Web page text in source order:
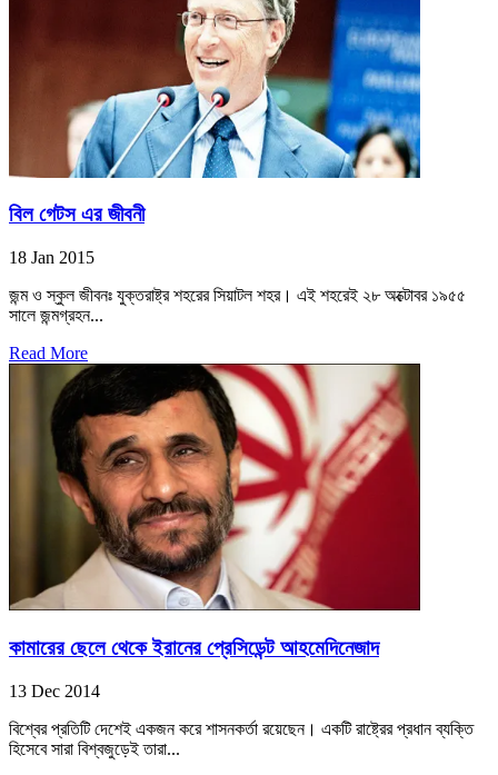
বিল গেটস এর জীবনী
18 Jan 2015
জন্ম ও স্কুল জীবনঃ যুক্তরাষ্ট্র শহরের সিয়াটল শহর। এই শহরেই ২৮ অক্টোবর ১৯৫৫
সালে জন্মগ্রহন...
Read More
কামারের ছেলে থেকে ইরানের প্রেসিডেন্ট আহমেদিনেজাদ
13 Dec 2014
বিশ্বের প্রতিটি দেশেই একজন করে শাসনকর্তা রয়েছেন। একটি রাষ্ট্রের প্রধান ব্যক্তি
হিসেবে সারা বিশ্বজুড়েই তারা...